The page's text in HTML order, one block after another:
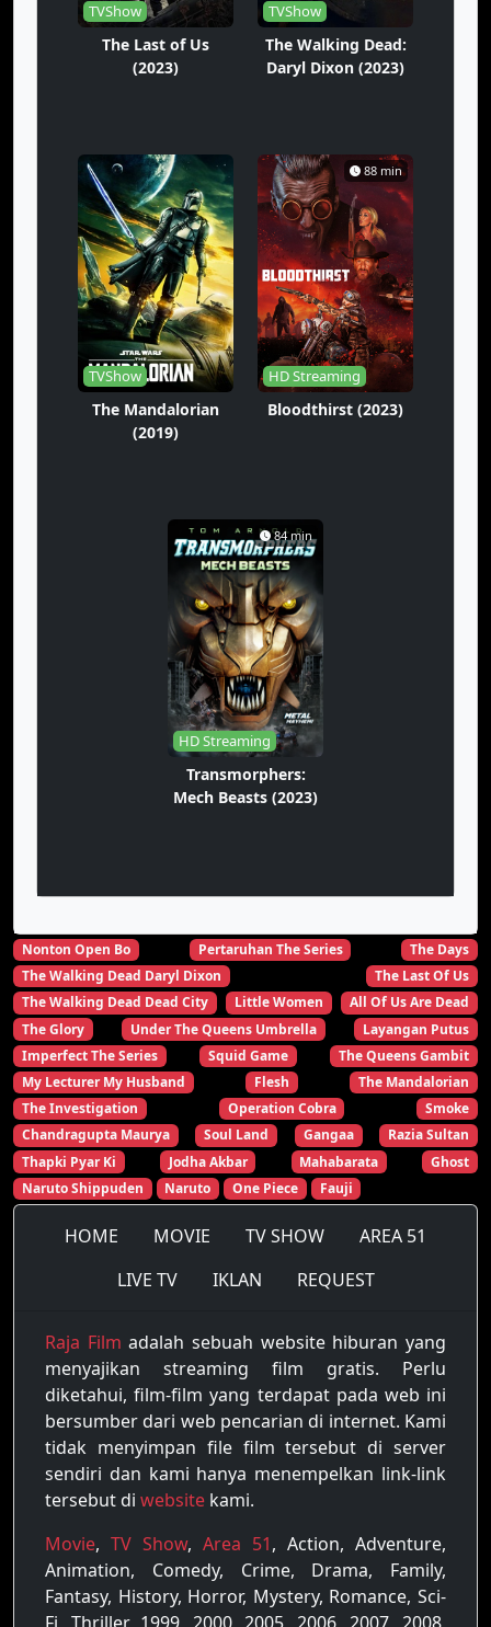
TVShow
The Last of Us
(2023)
TVShow
The Walking Dead:
Daryl Dixon (2023)
TVShow
The Mandalorian
(2019)
88 min
HD Streaming
Bloodthirst (2023)
84 min
HD Streaming
Transmorphers:
Mech Beasts (2023)
Nonton Open Bo Pertaruhan The Series
The Days
The Walking Dead Daryl Dixon
The Last Of Us
The Walking Dead Dead City
Little Women
All Of Us Are Dead
The Glory
Under The Queens Umbrella
Layangan Putus
Imperfect The Series
Squid Game
The Queens Gambit
My Lecturer My Husband
Flesh
The Mandalorian
The Investigation
Operation Cobra
Smoke
Chandragupta Maurya
Soul Land Gangaa
Razia Sultan
Thapki Pyar Ki
Jodha Akbar Mahabarata
Ghost
Naruto Shippuden
Naruto One Piece Fauji
HOME MOVIE TV SHOW
AREA 51
LIVE TV
IKLAN REQUEST
Raja Film adalah sebuah website hiburan yang
menyajikan streaming film gratis. Perlu
diketahui, film-film yang terdapat pada web ini
bersumber dari web pencarian di internet. Kami
tidak menyimpan file film tersebut di server
sendiri dan kami hanya menempelkan link-link
tersebut di website kami.
Movie, TV Show, Area 51, Action, Adventure,
Animation, Comedy, Crime, Drama, Family,
Fantasy, History, Horror, Mystery, Romance, Sci-